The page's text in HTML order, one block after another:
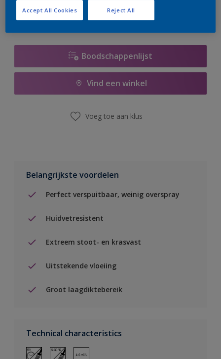
Boodschappenlijst
Vind een winkel
Voeg toe aan klus
Belangrijkste voordelen
Perfect verspuitbaar, weinig overspray
Huidvetresistent
Extreem stoot- en krasvast
Uitstekende vloeiing
Groot laagdiktebereik
Technical characteristics
Reject All
Accept All Cookies